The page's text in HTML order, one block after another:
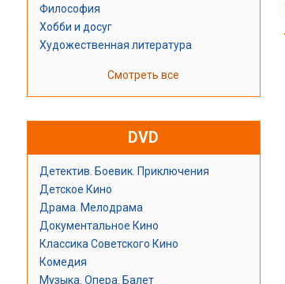
Философия
Хобби и досуг
Художественная литература
Смотреть все
DVD
Детектив. Боевик. Приключения
Детское Кино
Драма. Мелодрама
Документальное Кино
Классика Советского Кино
Комедия
Музыка. Опера. Балет